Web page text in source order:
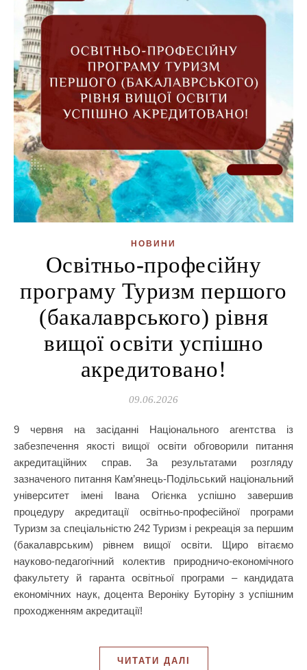
НОВИНИ
Освітньо-професійну
програму Туризм першого
(бакалаврського) рівня
вищої освіти успішно
акредитовано!
09.06.2026
9 червня на засіданні Національного агентства із
забезпечення якості вищої освіти обговорили питання
акредитаційних справ. За результатами розгляду
зазначеного питання Кам’янець-Подільський національний
університет імені Івана Огієнка успішно завершив
процедуру акредитації освітньо-професійної програми
Туризм за спеціальністю 242 Туризм і рекреація за першим
(бакалаврським) рівнем вищої освіти. Щиро вітаємо
науково-педагогічний колектив природничо-економічного
факультету й гаранта освітньої програми – кандидата
економічних наук, доцента Вероніку Буторіну з успішним
проходженням акредитації!
ЧИТАТИ ДАЛІ